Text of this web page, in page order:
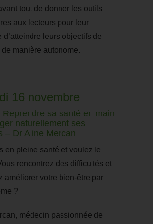
tout de donner les outils
aux lecteurs pour leur
d’atteindre leurs objectifs de
de manière autonome.
16 novembre
Reprendre sa santé en main
naturellement ses
– Dr Aline Mercan
en pleine santé et voulez le
rencontrez des difficultés et
améliorer votre bien-être par
?
médecin passionnée de